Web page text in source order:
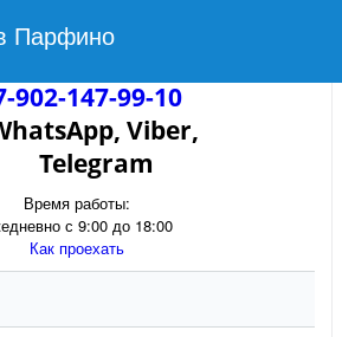
Парфино
902-147-99-10
Viber,
Telegram
Время работы:
с 9:00 до 18:00
Как проехать